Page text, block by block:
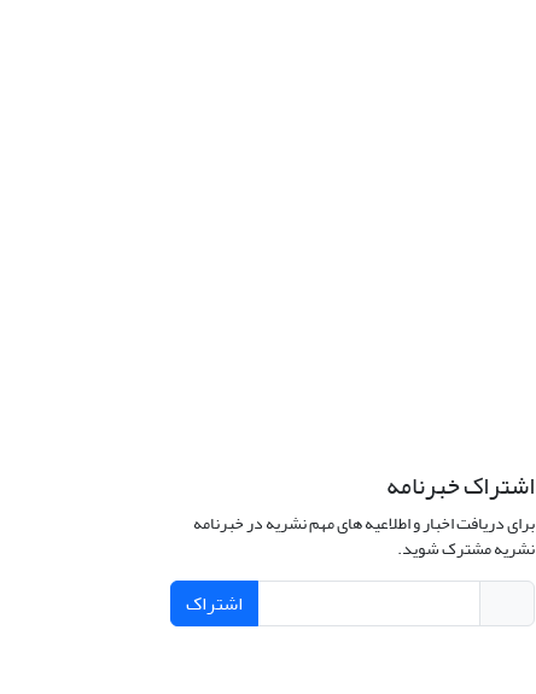
اشتراک خبرنامه
برای دریافت اخبار و اطلاعیه های مهم نشریه در خبرنامه
نشریه مشترک شوید.
اشتراک